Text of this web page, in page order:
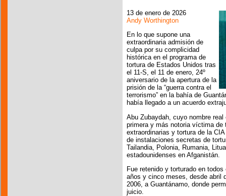
13 de enero de 2026
Andy Worthington
En lo que supone una
extraordinaria admisión de
culpa por su complicidad
histórica en el programa de
tortura de Estados Unidos tras
el 11-S, el 11 de enero, 24º
aniversario de la apertura de la
prisión de la “guerra contra el
terrorismo” en la bahía de
había llegado a un acuerdo
Abu Zubaydah, cuyo nombre
primera y más notoria víctima de
extraordinarias y tortura de la
de instalaciones secretas de
Tailandia, Polonia, Rumania,
estadounidenses en Afganistán.
Fue retenido y torturado en
años y cinco meses, desde abril
2006, a Guantánamo, donde
juicio.